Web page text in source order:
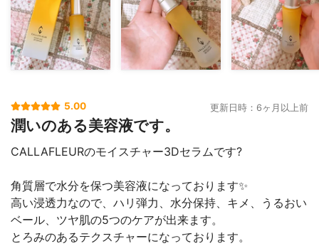
5.00 更新日時：6ヶ月以上前
潤いのある美容液です。
CALLAFLEURのモイスチャー3Dセラムです?
角質層で水分を保つ美容液になっております✨
高い浸透力なので、ハリ弾力、水分保持、キメ、うるおい
ベール、ツヤ肌の5つのケアが出来ます。
とろみのあるテクスチャーになっております。